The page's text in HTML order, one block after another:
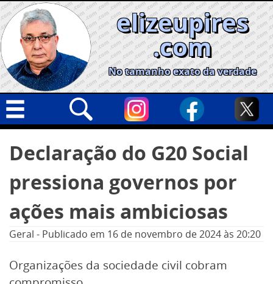
Skip
to
content
elizeupires
.com
No tamanho exato da verdade
Geral
Cidades
Política
Nacional
Informe especial
por:
Declaração do G20 Social
pressiona governos por
ações mais ambiciosas
Geral - Publicado em 16 de novembro de 2024às 20:20
Organizações da sociedade civil cobram